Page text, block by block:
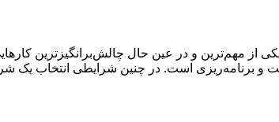
از مهم‌ترین و در عین حال چالش‌برانگیزترین
و برنامه‌ریزی است. در چنین شرایطی انتخاب